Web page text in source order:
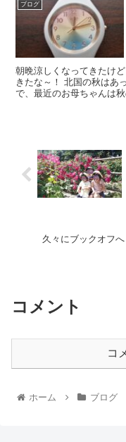
ブログ
朝晩涼しくなってきたけ
きたな～！ 北国の秋はあっという間、すぐに冬に突入してしまうの
で、最近のお母ちゃんは
久々にブックオフへ
コメント
コ
ホーム ブログ